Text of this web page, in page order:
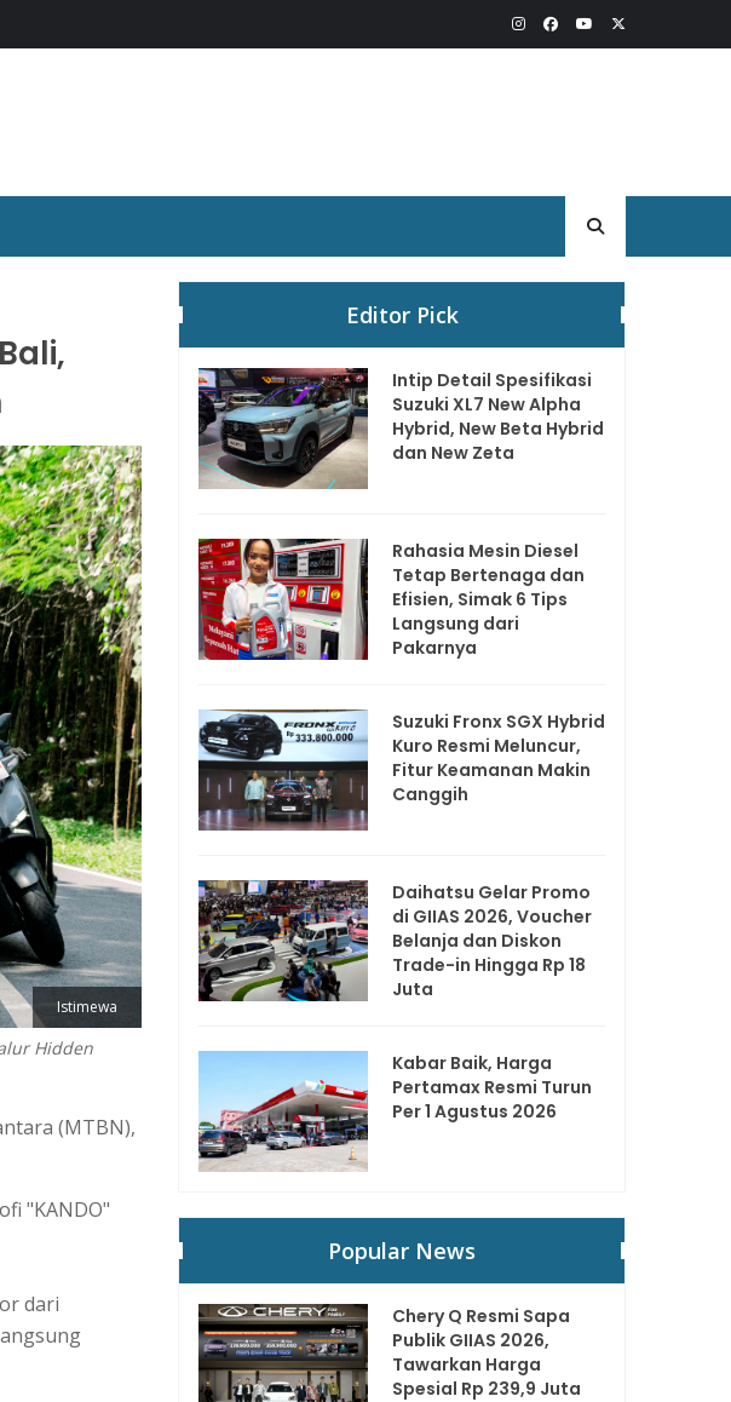
Istimewa
Hidden
(MTBN),
"KANDO"
dari
Editor Pick
Intip Detail Spesifikasi
Suzuki XL7 New Alpha
Hybrid, New Beta Hybrid
dan New Zeta
Rahasia Mesin Diesel
Tetap Bertenaga dan
Efisien, Simak 6 Tips
Langsung dari
Pakarnya
Suzuki Fronx SGX Hybrid
Kuro Resmi Meluncur,
Fitur Keamanan Makin
Canggih
Daihatsu Gelar Promo
di GIIAS 2026, Voucher
Belanja dan Diskon
Trade-in Hingga Rp 18
Juta
Kabar Baik, Harga
Pertamax Resmi Turun
Per 1 Agustus 2026
Popular News
Chery Q Resmi Sapa
Publik GIIAS 2026,
Tawarkan Harga
Spesial Rp 239,9 Juta